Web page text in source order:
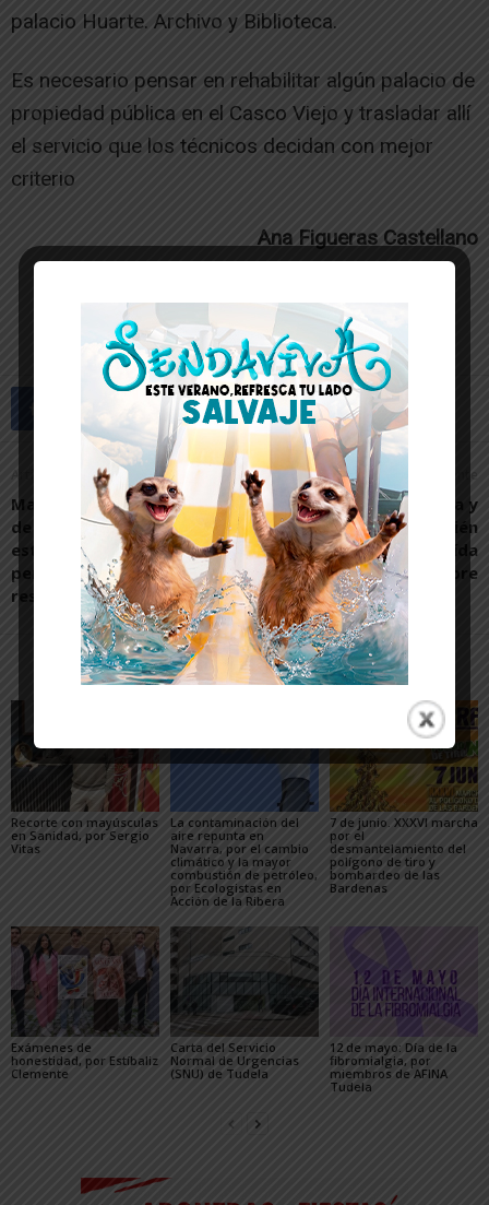
palacio Huarte. Archivo y Biblioteca.
Es necesario pensar en rehabilitar algún palacio de
propiedad pública en el Casco Viejo y trasladar allí
el servicio que los técnicos decidan con mejor
criterio
Ana Figueras Castellano
Artículo anterior
Macario Jarauta, alcalde
de Murchante: “Espero que
esta Navidad sea un
período de armonía,
respeto y colaboración”
Artículo siguiente
No sólo partos de Estella y
UCI de Tudela. También
Atención Primaria en caída
libre
Artículos relacionados Más del autor
Recorte con mayúsculas
en Sanidad, por Sergio
Vitas
La contaminación del
aire repunta en
Navarra, por el cambio
climático y la mayor
combustión de petróleo,
por Ecologistas en
Acción de la Ribera
7 de junio. XXXVI marcha
por el
desmantelamiento del
polígono de tiro y
bombardeo de las
Bardenas
Exámenes de
honestidad, por Estíbaliz
Clemente
Carta del Servicio
Normal de Urgencias
(SNU) de Tudela
12 de mayo: Día de la
fibromialgia, por
miembros de AFINA
Tudela